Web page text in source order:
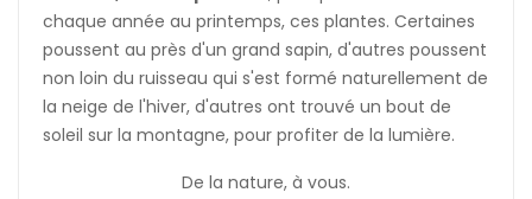
chaque année au printemps, ces plantes. Certaines
poussent au près d'un grand sapin, d'autres poussent
non loin du ruisseau qui s'est formé naturellement de
la neige de l'hiver, d'autres ont trouvé un bout de
soleil sur la montagne, pour profiter de la lumière.
De la nature, à vous.